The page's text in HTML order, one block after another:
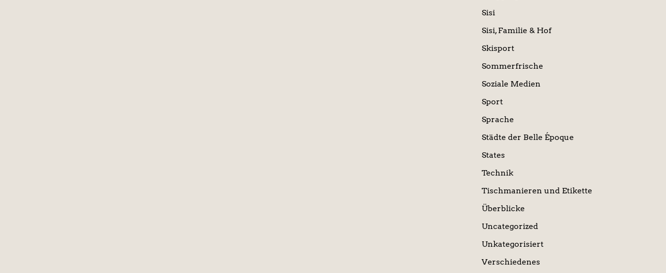
Sisi
Sisi, Familie & Hof
Skisport
Sommerfrische
Soziale Medien
Sport
Sprache
Städte der Belle Époque
States
Technik
Tischmanieren und Etikette
Überblicke
Uncategorized
Unkategorisiert
Verschiedenes